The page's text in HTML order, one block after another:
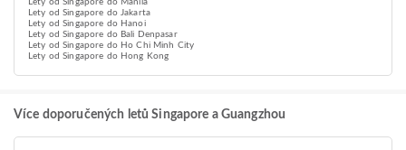
Lety od Singapore do Manila
Lety od Singapore do Jakarta
Lety od Singapore do Hanoi
Lety od Singapore do Bali Denpasar
Lety od Singapore do Ho Chi Minh City
Lety od Singapore do Hong Kong
Více doporučených letů Singapore a Guangzhou